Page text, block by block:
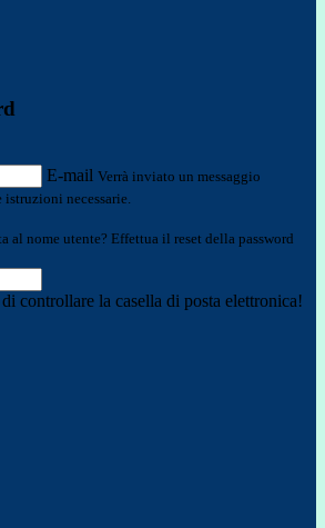
E-mail Verrà inviato un messaggio
necessarie.
al nome utente? Effettua il reset della password
controllare la casella di posta elettronica!